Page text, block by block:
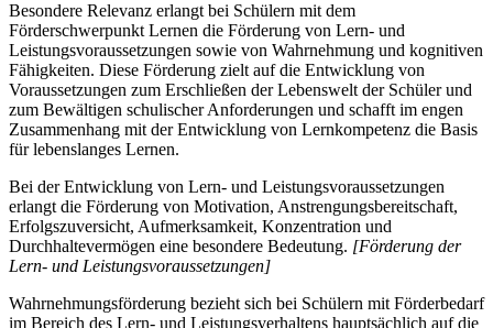
Besondere Relevanz erlangt bei Schülern mit dem
Förderschwerpunkt Lernen die Förderung von Lern- und
Leistungsvoraussetzungen sowie von Wahrnehmung und kognitiven
Fähigkeiten. Diese Förderung zielt auf die Entwicklung von
Voraussetzungen zum Erschließen der Lebenswelt der Schüler und
zum Bewältigen schulischer Anforderungen und schafft im engen
Zusammenhang mit der Entwicklung von Lernkompetenz die Basis
für lebenslanges Lernen.
Bei der Entwicklung von Lern- und Leistungsvoraussetzungen
erlangt die Förderung von Motivation, Anstrengungsbereitschaft,
Erfolgszuversicht, Aufmerksamkeit, Konzentration und
Durchhaltevermögen eine besondere Bedeutung. [Förderung der
Lern- und Leistungsvoraussetzungen]
Wahrnehmungsförderung bezieht sich bei Schülern mit Förderbedarf
im Bereich des Lern- und Leistungsverhaltens hauptsächlich auf die